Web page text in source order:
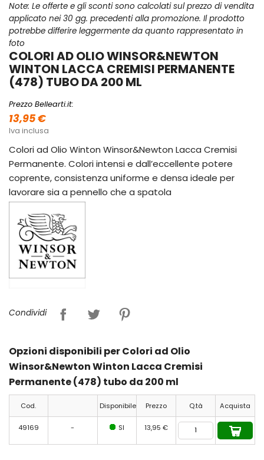
Note: Le offerte e gli sconti sono calcolati sul prezzo di vendita
applicato nei 30 gg. precedenti alla promozione. Il prodotto
potrebbe differire leggermente da quanto rappresentato in
foto
COLORI AD OLIO WINSOR&NEWTON
WINTON LACCA CREMISI PERMANENTE
(478) TUBO DA 200 ML
Prezzo Bellearti.it:
13,95 €
Iva inclusa
Colori ad Olio Winton Winsor&Newton Lacca Cremisi
Permanente. Colori intensi e dall’eccellente potere
coprente, consistenza uniforme e densa ideale per
lavorare sia a pennello che a spatola
Condividi
Opzioni disponibili per Colori ad Olio
Winsor&Newton Winton Lacca Cremisi
Permanente (478) tubo da 200 ml
Cod. Disponibile Prezzo Q.tà Acquista
49169 - SI 13,95 €